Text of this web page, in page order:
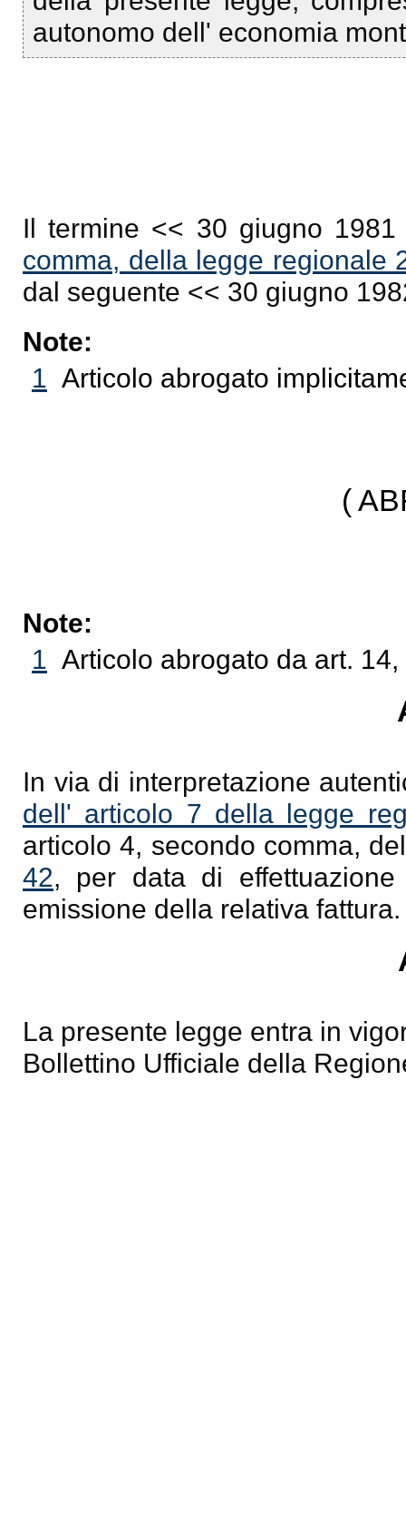
autonomo dell' economia
Il termine << 30 giugno
comma, della legge regionale
dal seguente << 30 giugno
Note:
1 Articolo abrogato
(
Note:
1 Articolo abrogato da art.
In via di interpretazione
dell' articolo 7 della legge
articolo 4, secondo comma,
42, per data di
emissione della relativa fattura.
La presente legge entra in
Bollettino Ufficiale della